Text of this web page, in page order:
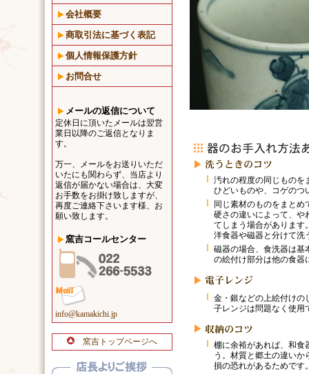
会社概要
商取引法に基づく表記
個人情報保護方針
お問合せ
メールの返信について
定休日に頂いたメールは翌営
業日以降のご返信となりま
す。
万一、メールをお送りいただ
いたにも関わらず、当店より
返信が届かない場合は、大変
お手数をお掛け致しますが、
再度ご連絡下さいます様、お
願い致します。
窯吉コールセンター
info@kamakichi.jp
窯吉トップページへ
汚れの程度の同じものを
ひどいものや、コゲのつ
同じ素材のものをまと
硬さの違いによって、や
てしまう場合があります
洋食器や磁器と分けて洗
磁器の場合、食洗器は基
の絵付け部分は他の食器
金・銀などの上絵付けの
子レンジは問題なく使用
棚に余裕があれば、和食
う。材質と郷土の違い
損の恐れがあるためです